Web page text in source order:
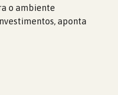
o ambiente
aponta